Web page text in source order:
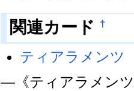
関連カード †
ティアラメンツ
―《ティアラメン